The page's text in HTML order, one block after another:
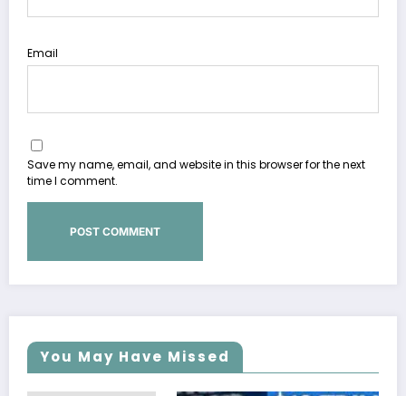
Email
Save my name, email, and website in this browser for the next
time I comment.
You May Have Missed